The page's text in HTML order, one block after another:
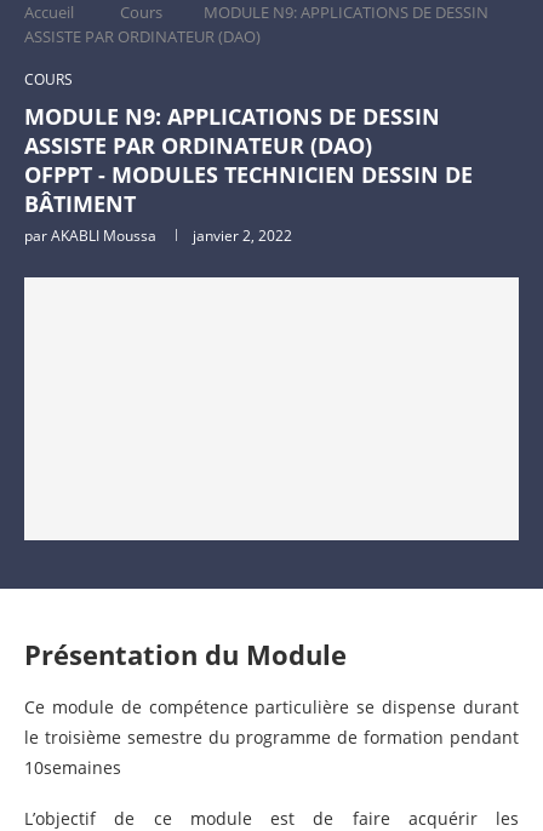
Accueil Cours
MODULE N9: APPLICATIONS DE DESSIN
ASSISTE PAR ORDINATEUR (DAO)
COURS
MODULE N9: APPLICATIONS DE DESSIN
ASSISTE PAR ORDINATEUR (DAO)
OFPPT - MODULES TECHNICIEN DESSIN DE
BÂTIMENT
parAKABLI Moussa janvier 2, 2022
Présentation du Module
Ce module de compétence particulière se dispense durant
le troisième semestre du programme de formation pendant
10semaines
L’objectif de ce module est de faire acquérir les